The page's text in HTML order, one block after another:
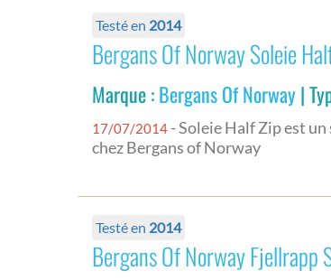
Testé en 2014
Bergans Of Norway Soleie
Marque :Bergans Of Norway|
17/07/2014 - Soleie Half Zip est
chez Bergans of Norway
Testé en 2014
Bergans Of Norway Fjellrapp